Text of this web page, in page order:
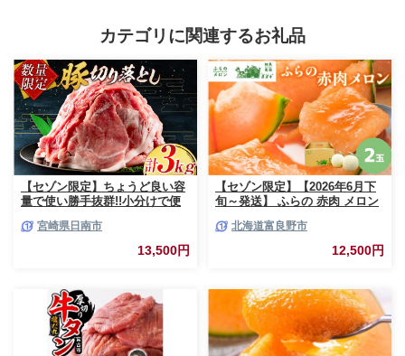
カテゴリに関連するお礼品
【セゾン限定】ちょうど良い容
量で使い勝手抜群!!小分けで便
3kg お肉 豚肉 ポーク 国産 小分
け 真空パック 個包装 万能食材
おすすめ おかず 食品 炒め物 お
ぶ 焼肉 お祝い 記念日 ギフト
贈り物 贈答 プレゼント おすそ
分け 宮崎県 日南市 送料無料
_BCV1-24
宮崎県日南市
13,500円
【セゾン限定】【2026年6月下
旬～発送】 ふらの 赤肉 メロン
市 (相馬農園) メロン フルーツ
果物 新鮮 甘い 贈り物 ギフト
道産 ジューシー おやつ ふらの
北海道富良野市
12,500円